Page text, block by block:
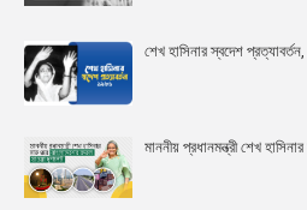
শেখ হাসিনার স্বদেশ
মাননীয় প্রধানমন্ত্রী শেখ